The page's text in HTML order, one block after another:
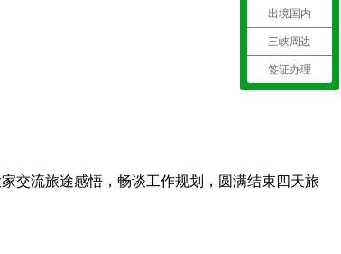
交流旅途感悟，畅谈工作规划，圆满结束四天旅
出境国内
三峡周边
签证办理